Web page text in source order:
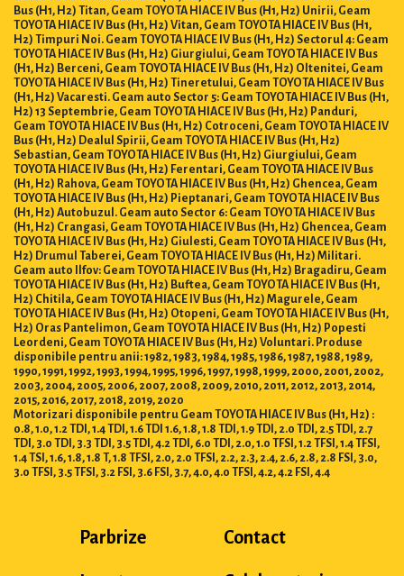
Bus (H1, H2) Titan, Geam TOYOTA HIACE IV Bus (H1, H2) Unirii, Geam
TOYOTA HIACE IV Bus (H1, H2) Vitan, Geam TOYOTA HIACE IV Bus (H1,
H2) Timpuri Noi. Geam TOYOTA HIACE IV Bus (H1, H2) Sectorul 4: Geam
TOYOTA HIACE IV Bus (H1, H2) Giurgiului, Geam TOYOTA HIACE IV Bus
(H1, H2) Berceni, Geam TOYOTA HIACE IV Bus (H1, H2) Oltenitei, Geam
TOYOTA HIACE IV Bus (H1, H2) Tineretului, Geam TOYOTA HIACE IV Bus
(H1, H2) Vacaresti. Geam auto Sector 5: Geam TOYOTA HIACE IV Bus (H1,
H2) 13 Septembrie, Geam TOYOTA HIACE IV Bus (H1, H2) Panduri,
Geam TOYOTA HIACE IV Bus (H1, H2) Cotroceni, Geam TOYOTA HIACE IV
Bus (H1, H2) Dealul Spirii, Geam TOYOTA HIACE IV Bus (H1, H2)
Sebastian, Geam TOYOTA HIACE IV Bus (H1, H2) Giurgiului, Geam
TOYOTA HIACE IV Bus (H1, H2) Ferentari, Geam TOYOTA HIACE IV Bus
(H1, H2) Rahova, Geam TOYOTA HIACE IV Bus (H1, H2) Ghencea, Geam
TOYOTA HIACE IV Bus (H1, H2) Pieptanari, Geam TOYOTA HIACE IV Bus
(H1, H2) Autobuzul. Geam auto Sector 6: Geam TOYOTA HIACE IV Bus
(H1, H2) Crangasi, Geam TOYOTA HIACE IV Bus (H1, H2) Ghencea, Geam
TOYOTA HIACE IV Bus (H1, H2) Giulesti, Geam TOYOTA HIACE IV Bus (H1,
H2) Drumul Taberei, Geam TOYOTA HIACE IV Bus (H1, H2) Militari.
Geam auto Ilfov: Geam TOYOTA HIACE IV Bus (H1, H2) Bragadiru, Geam
TOYOTA HIACE IV Bus (H1, H2) Buftea, Geam TOYOTA HIACE IV Bus (H1,
H2) Chitila, Geam TOYOTA HIACE IV Bus (H1, H2) Magurele, Geam
TOYOTA HIACE IV Bus (H1, H2) Otopeni, Geam TOYOTA HIACE IV Bus (H1,
H2) Oras Pantelimon, Geam TOYOTA HIACE IV Bus (H1, H2) Popesti
Leordeni, Geam TOYOTA HIACE IV Bus (H1, H2) Voluntari. Produse
disponibile pentru anii: 1982, 1983, 1984, 1985, 1986, 1987, 1988, 1989,
1990, 1991, 1992, 1993, 1994, 1995, 1996, 1997, 1998, 1999, 2000, 2001, 2002,
2003, 2004, 2005, 2006, 2007, 2008, 2009, 2010, 2011, 2012, 2013, 2014,
2015, 2016, 2017, 2018, 2019, 2020
Motorizari disponibile pentru Geam TOYOTA HIACE IV Bus (H1, H2) :
0.8, 1.0, 1.2 TDI, 1.4 TDI, 1.6 TDI 1.6, 1.8, 1.8 TDI, 1.9 TDI, 2.0 TDI, 2.5 TDI, 2.7
TDI, 3.0 TDI, 3.3 TDI, 3.5 TDI, 4.2 TDI, 6.0 TDI, 2.0, 1.0 TFSI, 1.2 TFSI, 1.4 TFSI,
1.4 TSI, 1.6, 1.8, 1.8 T, 1.8 TFSI, 2.0, 2.0 TFSI, 2.2, 2.3, 2.4, 2.6, 2.8, 2.8 FSI, 3.0,
3.0 TFSI, 3.5 TFSI, 3.2 FSI, 3.6 FSI, 3.7, 4.0, 4.0 TFSI, 4.2, 4.2 FSI, 4.4
Parbrize Contact